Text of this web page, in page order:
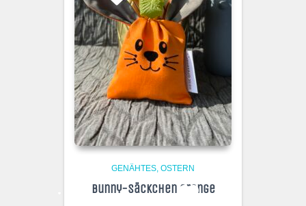
GENÄHTES OSTERN
Bunny-Säckchen Orange